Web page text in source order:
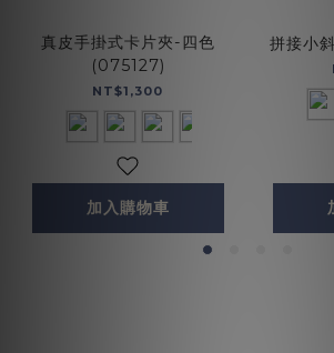
真皮手掛式卡片夾-四色
(075127)
NT$1,300
加入購物車
拼接小